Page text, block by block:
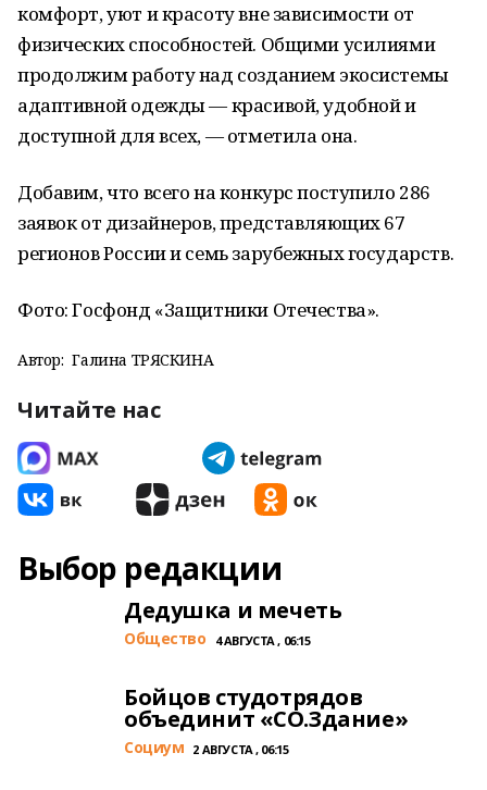
комфорт, уют и красоту вне зависимости от
физических способностей. Общими усилиями
продолжим работу над созданием экосистемы
адаптивной одежды — красивой, удобной и
доступной для всех, — отметила она.
Добавим, что всего на конкурс поступило 286
заявок от дизайнеров, представляющих 67
регионов России и семь зарубежных государств.
Фото: Госфонд «Защитники Отечества».
Автор: Галина ТРЯСКИНА
Читайте нас
Выбор редакции
Дедушка и мечеть
Общество 4 АВГУСТА , 06:15
Бойцов студотрядов
объединит «СО.Здание»
Cоциум 2 АВГУСТА , 06:15